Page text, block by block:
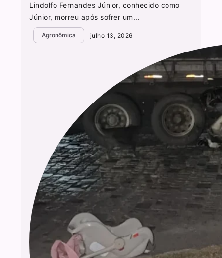
Lindolfo Fernandes Júnior, conhecido como
Júnior, morreu após sofrer um...
Agronômica julho 13, 2026